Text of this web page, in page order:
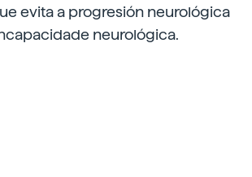
evita a progresión neurológica
neurológica.